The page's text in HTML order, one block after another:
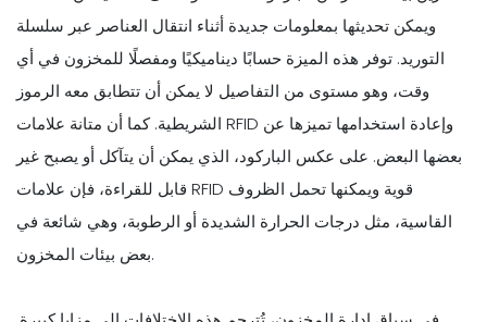
ويمكن تحديثها بمعلومات جديدة أثناء انتقال العناصر عبر سلسلة
التوريد. توفر هذه الميزة حسابًا ديناميكيًا ومفصلًا للمخزون في أي
وقت، وهو مستوى من التفاصيل لا يمكن أن تتطابق معه الرموز
الشريطية. كما أن متانة علامات RFID وإعادة استخدامها تميزها عن
بعضها البعض. على عكس الباركود، الذي يمكن أن يتآكل أو يصبح غير
قابل للقراءة، فإن علامات RFID قوية ويمكنها تحمل الظروف
القاسية، مثل درجات الحرارة الشديدة أو الرطوبة، وهي شائعة في
بعض بيئات المخزون.